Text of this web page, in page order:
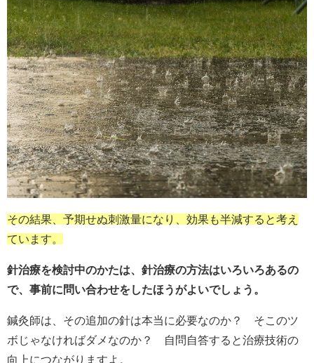
その結果、予期せぬ刺激量になり、効果も半減すると考え
ています。
針治療を検討中のかたは、針治療の方法はいろいろあるの
で、事前に問い合わせをしたほうがよいでしょう。
鍼灸師は、その追加の針は本当に必要なのか？ そこのツ
ボじゃなければダメなのか？ 自問自答すると治療技術の
向上につながりますよ。